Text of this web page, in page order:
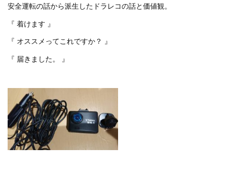
安全運転の話から派生したドラレコの話と価値観。
『 着けます 』
『 オススメってこれですか？ 』
『 届きました。 』